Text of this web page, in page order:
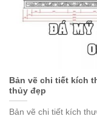
Bản vẽ chi tiết kích
thủy đẹp
Bản vẽ chi tiết kích